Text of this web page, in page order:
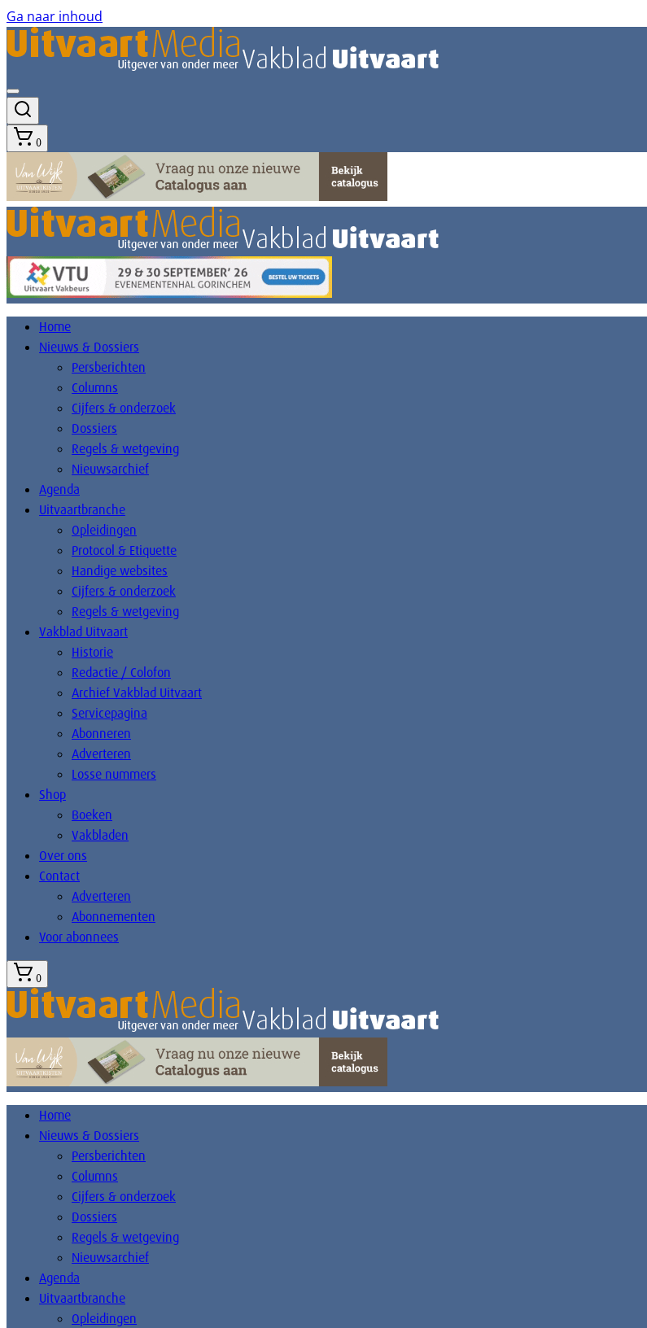
Ga naar inhoud
0
Home
Nieuws & Dossiers
Persberichten
Columns
Cijfers & onderzoek
Dossiers
Regels & wetgeving
Nieuwsarchief
Agenda
Uitvaartbranche
Opleidingen
Protocol & Etiquette
Handige websites
Cijfers & onderzoek
Regels & wetgeving
Vakblad Uitvaart
Historie
Redactie / Colofon
Archief Vakblad Uitvaart
Servicepagina
Abonneren
Adverteren
Losse nummers
Shop
Boeken
Vakbladen
Over ons
Contact
Adverteren
Abonnementen
Voor abonnees
0
Home
Nieuws & Dossiers
Persberichten
Columns
Cijfers & onderzoek
Dossiers
Regels & wetgeving
Nieuwsarchief
Agenda
Uitvaartbranche
Opleidingen